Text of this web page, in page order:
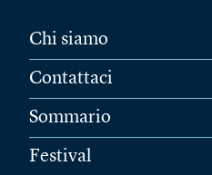
Chi siamo
Contattaci
Sommario
Festival